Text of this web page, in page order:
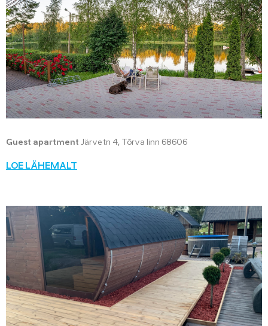
Guest apartment Järve tn 4, Tõrva linn 68606
LOE LÄHEMALT